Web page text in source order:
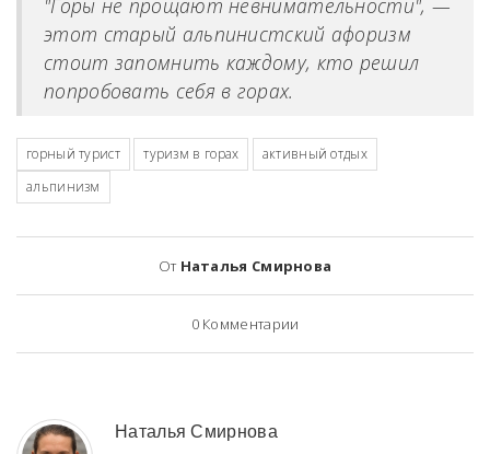
этот старый альпинистский афоризм
стоит запомнить каждому, кто решил
попробовать себя в горах.
горный турист туризм в горах
активный отдых
альпинизм
От Наталья Смирнова
0Комментарии
Наталья Смирнова